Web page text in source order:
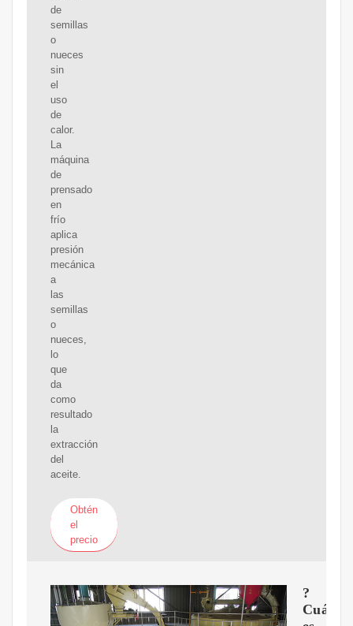
de
semillas
o
nueces
sin
el
uso
de
calor.
La
máquina
de
prensado
en
frío
aplica
presión
mecánica
a
las
semillas
o
nueces,
lo
que
da
como
resultado
la
extracción
del
aceite.
Obtén
el
precio
?
Cuál